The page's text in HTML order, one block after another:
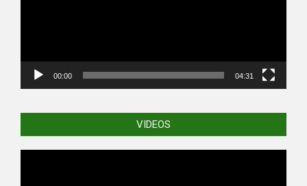
00:00 04:31
VIDEOS